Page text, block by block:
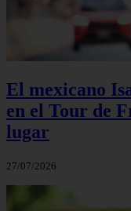
El mexicano
en el Tour de
lugar
27/07/2026